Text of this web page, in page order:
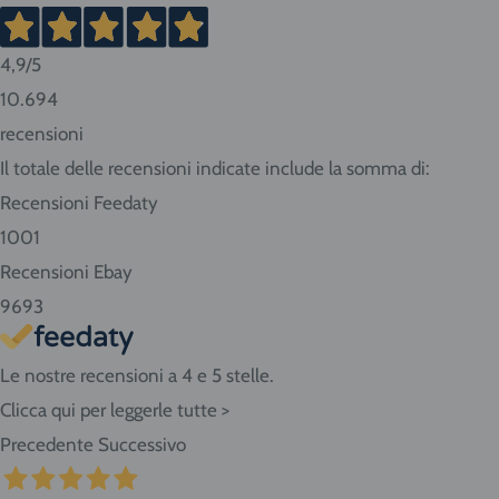
merci pericolose con trasportatore Cesped Rhenus
Consigliamo sempre di contattarci prima di
conoscere in anticipo i tempi di consegna.
Seleziona "Ritiro" al momento del checkout
4,9/5
10.694
recensioni
Il totale delle recensioni indicate include la somma di:
Recensioni Feedaty
1001
Recensioni Ebay
9693
Le nostre recensioni a 4 e 5 stelle.
Clicca qui per leggerle tutte >
Precedente Successivo